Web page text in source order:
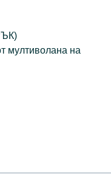
мултиволана на